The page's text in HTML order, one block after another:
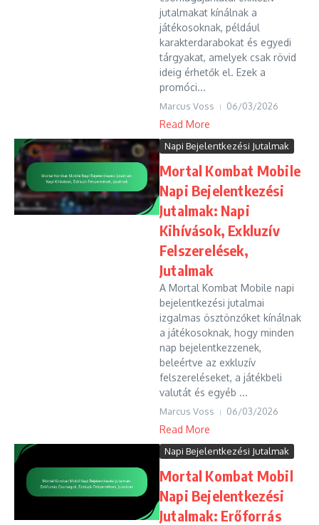
jutalmakat kínálnak a
játékosoknak, például
karakterdarabokat és egyedi
tárgyakat, amelyek csak rövid
ideig érhetők el. Ezek a
promóci...
Marcus Voss 06/03/2026
Read More
Napi Bejelentkezési Jutalmak
Mortal Kombat Mobile
Napi Bejelentkezési
Jutalmak: Napi
Kihívások, Exkluzív
Felszerelések,
Jutalmak
A Mortal Kombat Mobile napi
bejelentkezési jutalmai
izgalmas ösztönzőket kínálnak
a játékosoknak, hogy minden
nap bejelentkezzenek,
beleértve az exkluzív
felszereléseket, a játékbeli
valutát és egyéb ...
Marcus Voss 06/03/2026
Read More
Napi Bejelentkezési Jutalmak
Mortal Kombat Mobil
Napi Bejelentkezési
Jutalmak: Erőforrás